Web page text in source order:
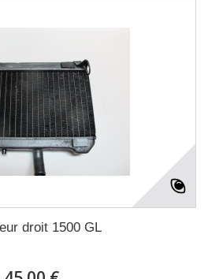
droit 1500 GL